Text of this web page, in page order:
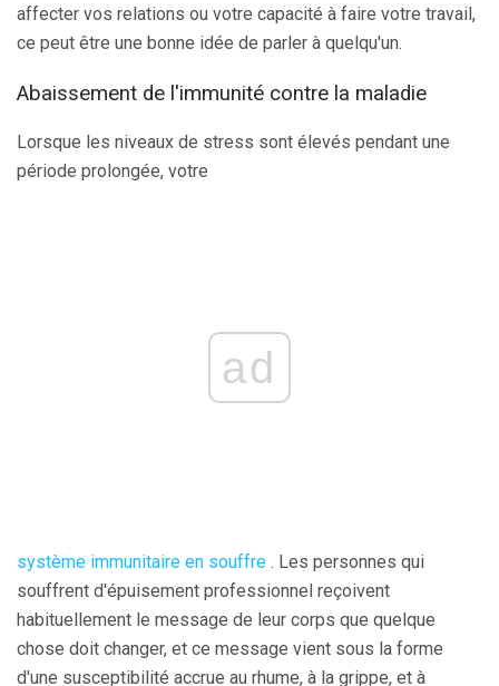
affecter vos relations ou votre capacité à faire votre travail,
ce peut être une bonne idée de parler à quelqu'un.
Abaissement de l'immunité contre la maladie
Lorsque les niveaux de stress sont élevés pendant une
période prolongée, votre
ad
système immunitaire en souffre . Les personnes qui
souffrent d'épuisement professionnel reçoivent
habituellement le message de leur corps que quelque
chose doit changer, et ce message vient sous la forme
d'une susceptibilité accrue au rhume, à la grippe, et à